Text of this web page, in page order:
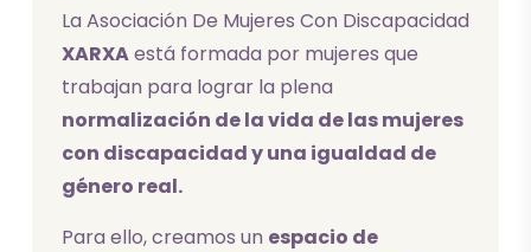
La Asociación De Mujeres Con Discapacidad
XARXAestá formada por mujeres que
trabajan para lograr la plena
normalización de la vida de las mujeres
con discapacidad y una igualdad de
género real.
Para ello, creamos un espacio de